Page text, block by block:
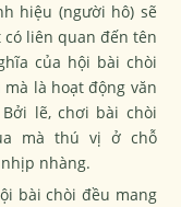
hiệu (người hô) sẽ
liên quan đến tên
của hội bài chòi
là hoạt động văn
lẽ, chơi bài chòi
mà thú vị ở chỗ
nhàng.
bài chòi đều mang